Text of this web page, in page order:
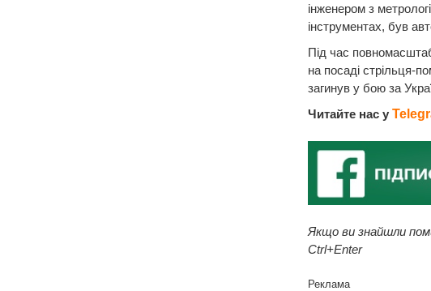
інженером з
інструментах, був
Під час
на посаді стрільця-
загинув у бою за
Читайте нас у
Якщо ви знайшли
Ctrl+Enter
Реклама